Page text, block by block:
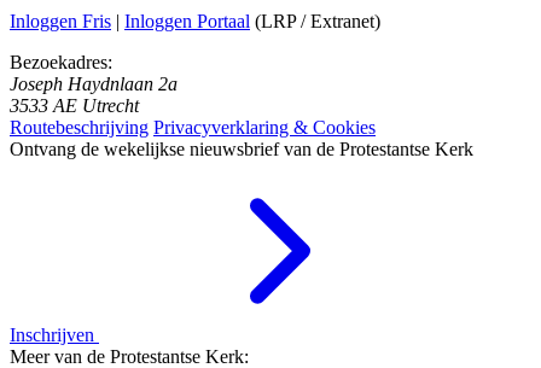
Inloggen Fris | Inloggen Portaal (LRP / Extranet)
Bezoekadres:
Joseph Haydnlaan 2a
3533 AE Utrecht
Routebeschrijving Privacyverklaring & Cookies
Ontvang de wekelijkse nieuwsbrief van de Protestantse Kerk
Inschrijven
Meer van de Protestantse Kerk: